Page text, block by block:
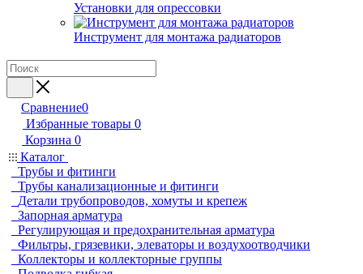
Установки для опрессовки
Инструмент для монтажа радиаторов
Сравнение0
Избранные товары 0
Корзина 0
Каталог
Трубы и фитинги
Трубы канализационные и фитинги
Детали трубопроводов, хомуты и крепеж
Запорная арматура
Регулирующая и предохранительная арматура
Фильтры, грязевики, элеваторы и воздухоотводчики
Коллекторы и коллекторные группы